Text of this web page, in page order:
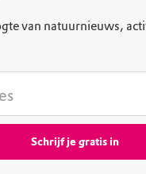
van natuurnieuws,
Schrijf je gratis in